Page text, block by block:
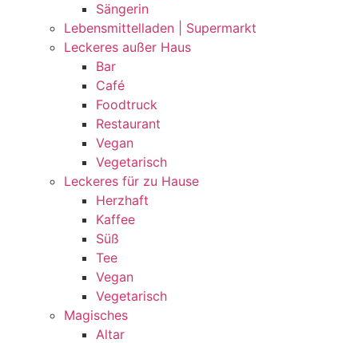
Sängerin
Lebensmittelladen | Supermarkt
Leckeres außer Haus
Bar
Café
Foodtruck
Restaurant
Vegan
Vegetarisch
Leckeres für zu Hause
Herzhaft
Kaffee
Süß
Tee
Vegan
Vegetarisch
Magisches
Altar